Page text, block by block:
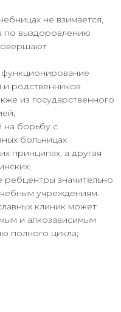
не взимается,
по выздоровлению
и родственников
из государственного
на борьбу с
больницах
принципах, а другая
значительно
учреждениям.
клиник может
и алкозависимым
полного цикла;